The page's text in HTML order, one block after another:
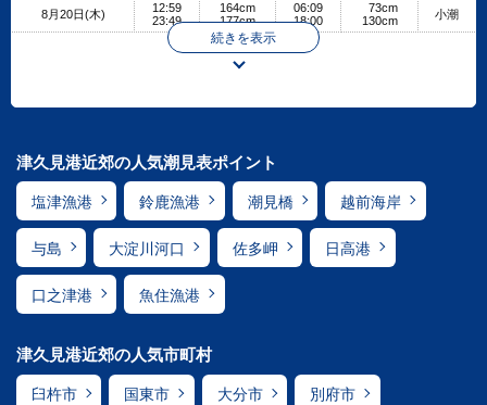
8月20日(木)
12:59
23:49
164cm
177cm
06:09
18:00
73cm
130cm
小潮
続きを表示
津久見港近郊の人気潮見表ポイント
塩津漁港 鈴鹿漁港 潮見橋 越前海岸
与島 大淀川河口 佐多岬 日高港
口之津港 魚住漁港
津久見港近郊の人気市町村
臼杵市 国東市 大分市 別府市